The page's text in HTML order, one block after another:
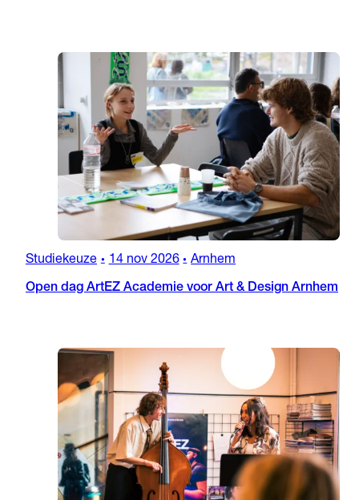
Studiekeuze • 14 nov 2026 • Arnhem
Open dag ArtEZ Academie voor Art & Design Arnhem